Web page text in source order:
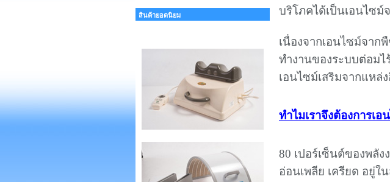
สินค้ายอดนิยม
บริโภคได้เป็นเอนไซม์
เนื่องจากเอนไซม์จาก
ทำงานของระบบต่อมไ
เอนไซม์เสริมจากแหล่
ทำไมเราจึงต้องการเอ
80 เปอร์เซ็นต์ของพลั
อ่อนเพลีย เครียด อยู่ใ